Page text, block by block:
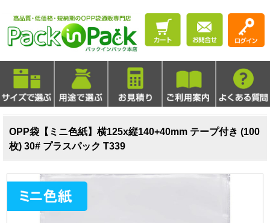
OPP袋【ミニ色紙】横125x縦140+40mm テープ付き (100
枚) 30# プラスパック T339